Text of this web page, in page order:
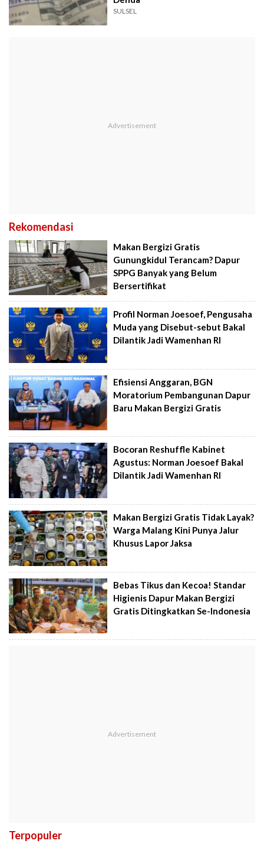
SULSEL
Rekomendasi
Makan Bergizi Gratis
Gunungkidul Terancam? Dapur
SPPG Banyak yang Belum
Bersertifikat
Profil Norman Joesoef, Pengusaha
Muda yang Disebut-sebut Bakal
Dilantik Jadi Wamenhan RI
Efisiensi Anggaran, BGN
Moratorium Pembangunan Dapur
Baru Makan Bergizi Gratis
Bocoran Reshuffle Kabinet
Agustus: Norman Joesoef Bakal
Dilantik Jadi Wamenhan RI
Makan Bergizi Gratis Tidak Layak?
Warga Malang Kini Punya Jalur
Khusus Lapor Jaksa
Bebas Tikus dan Kecoa! Standar
Higienis Dapur Makan Bergizi
Gratis Ditingkatkan Se-Indonesia
Terpopuler